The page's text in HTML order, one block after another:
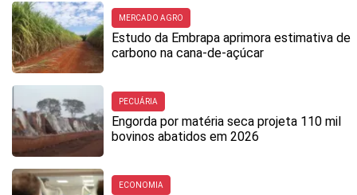
MERCADO AGRO
Estudo da Embrapa aprimora estimativa de
carbono na cana-de-açúcar
PECUÁRIA
Engorda por matéria seca projeta 110 mil
bovinos abatidos em 2026
ECONOMIA